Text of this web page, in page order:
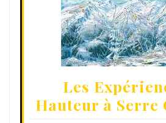
Les
Hauteur à Serre